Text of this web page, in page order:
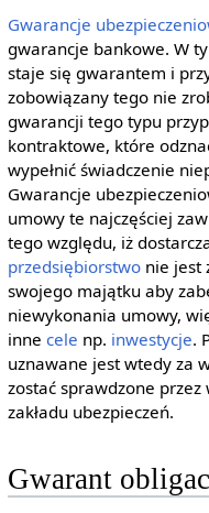
Gwarancje
gwarancje bankowe. W
staje się gwarantem i
zobowiązany tego nie
gwarancji tego typu
kontraktowe, które
wypełnić świadczenie
Gwarancje
umowy te najczęściej
tego względu, iż
przedsiębiorstwonie jest
swojego majątku aby
niewykonania umowy,
inne cele np. inwestycje.
uznawane jest wtedy za
zostać sprawdzone
zakładu ubezpieczeń.
Gwarant